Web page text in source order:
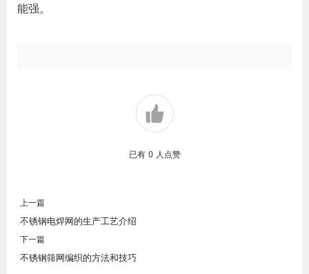
能强。
已有 0 人点赞
上一篇
不锈钢电焊网的生产工艺介绍
下一篇
不锈钢筛网编织的方法和技巧